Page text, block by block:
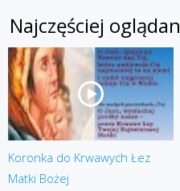
Najczęściej
Koronka do Krwawych Łez
Matki Bożej